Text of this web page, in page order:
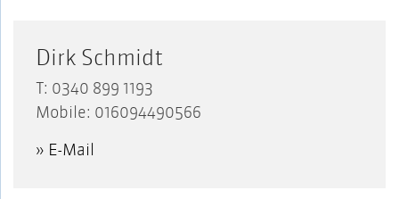
Dirk Schmidt
T: 0340 899 1193
Mobile: 016094490566
» E-Mail